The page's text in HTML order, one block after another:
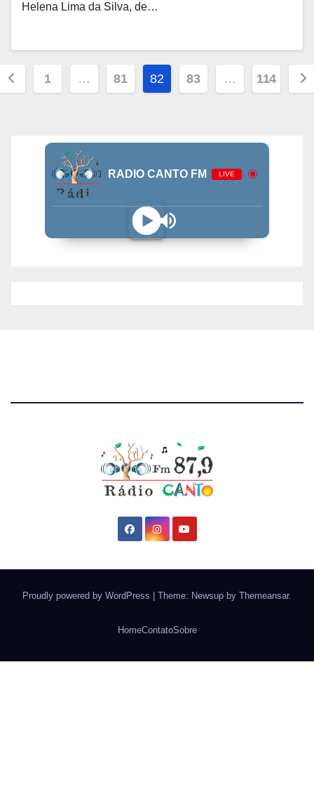
Helena Lima da Silva, de…
1 … 81 82 83 … 114
RADIO CANTO FM LIVE
Proudly powered by WordPress Theme: Newsup by Themeansar.
HomeContatoSobre